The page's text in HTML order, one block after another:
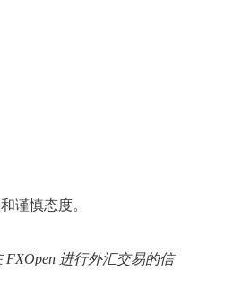
谨慎态度。
FXOpen 进行外汇交易的信